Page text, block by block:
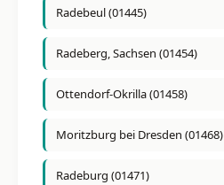
Radebeul (01445)
Radeberg, Sachsen (01454)
Ottendorf-Okrilla (01458)
Moritzburg bei Dresden (01468)
Radeburg (01471)